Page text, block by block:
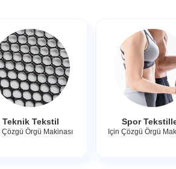
Teknik Tekstil
Çözgü Örgü Makinası
Spor
Için Çözgü Örgü